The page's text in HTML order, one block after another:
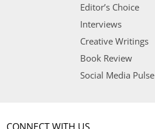
Editor’s Choice
Interviews
Creative Writings
Book Review
Social Media Pulse